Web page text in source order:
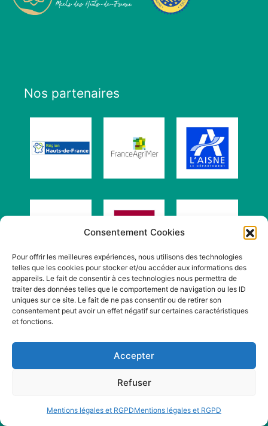
Consentement Cookies
Pour offrir les meilleures expériences, nous utilisons des technologies
telles que les cookies pour stocker et/ou accéder aux informations des
appareils. Le fait de consentir à ces technologies nous permettra de
traiter des données telles que le comportement de navigation ou les ID
uniques sur ce site. Le fait de ne pas consentir ou de retirer son
consentement peut avoir un effet négatif sur certaines caractéristiques
et fonctions.
Accepter
Refuser
Mentions légales et RGPDMentions légales et RGPD
Nos partenaires
Campagne financée avec le soutien de l'Union